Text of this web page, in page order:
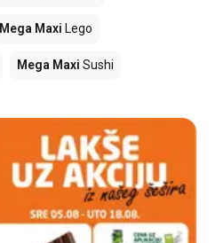
Mega Maxi Lego
Mega Maxi Sushi